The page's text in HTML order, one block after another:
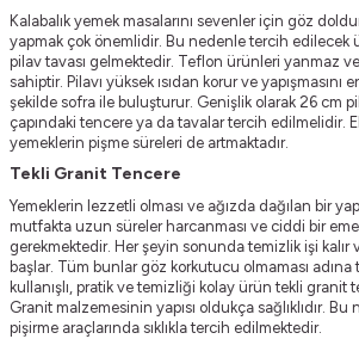
Kalabalık yemek masalarını sevenler için göz
yapmak çok önemlidir. Bu nedenle tercih edilecek
pilav tavası gelmektedir. Teflon ürünleri yanmaz
sahiptir. Pilavı yüksek ısıdan korur ve yapışmasını
şekilde sofra ile buluşturur. Genişlik olarak 26 cm
çapındaki tencere ya da tavalar tercih edilmelidir.
yemeklerin pişme süreleri de artmaktadır.
Tekli Granit Tencere
Yemeklerin lezzetli olması ve ağızda dağılan bir
mutfakta uzun süreler harcanması ve ciddi bir
gerekmektedir. Her şeyin sonunda temizlik işi kalır
başlar. Tüm bunlar göz korkutucu olmaması
kullanışlı, pratik ve temizliği kolay ürün tekli granit
Granit malzemesinin yapısı oldukça sağlıklıdır.
pişirme araçlarında sıklıkla tercih edilmektedir.